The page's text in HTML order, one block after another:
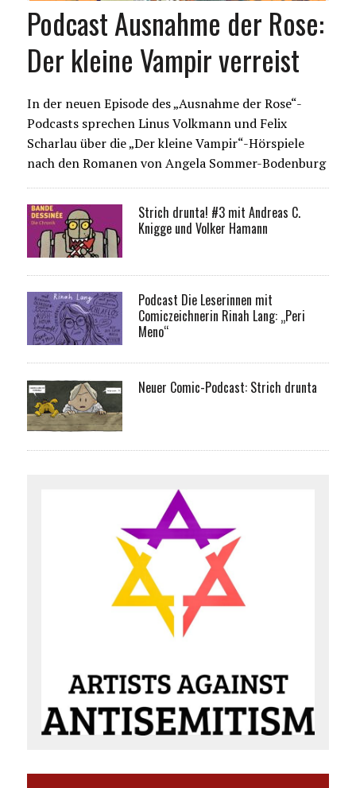
Podcast Ausnahme der Rose:
Der kleine Vampir verreist
In der neuen Episode des „Ausnahme der Rose“-
Podcasts sprechen Linus Volkmann und Felix
Scharlau über die „Der kleine Vampir“-Hörspiele
nach den Romanen von Angela Sommer-Bodenburg
Strich drunta! #3 mit Andreas C.
Knigge und Volker Hamann
Podcast Die Leserinnen mit
Comiczeichnerin Rinah Lang: „Peri
Meno“
Neuer Comic-Podcast: Strich drunta